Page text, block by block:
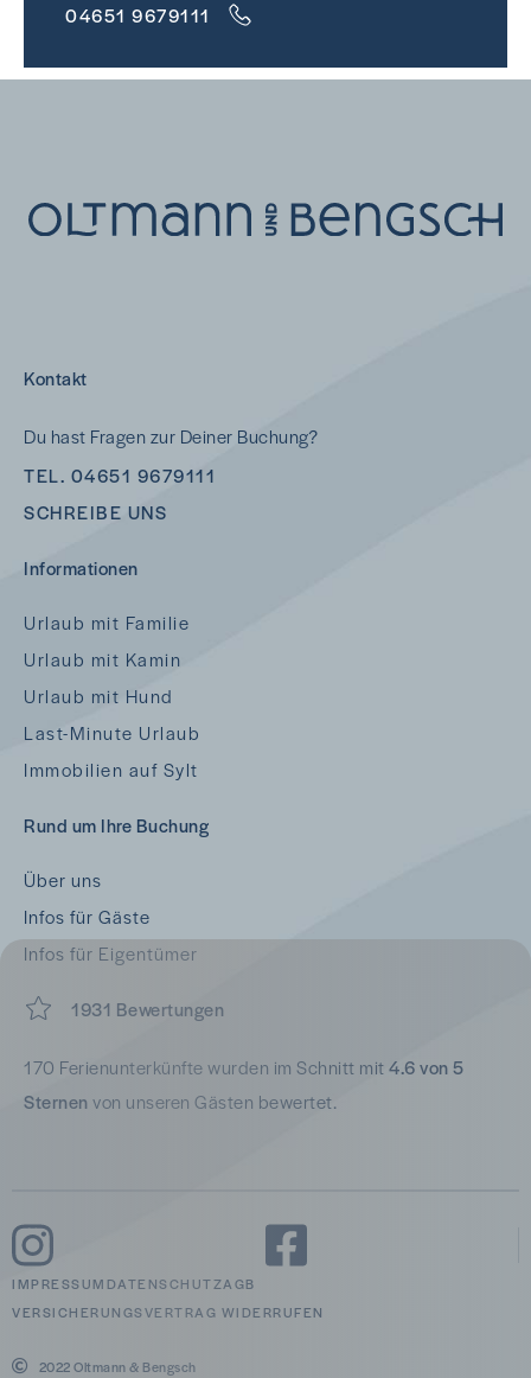
04651 9679111
Kontakt
Du hast Fragen zur Deiner Buchung?
TEL. 04651 9679111
SCHREIBE UNS
Informationen
Urlaub mit Familie
Urlaub mit Kamin
Urlaub mit Hund
Last-Minute Urlaub
Immobilien auf Sylt
Rund um Ihre Buchung
Über uns
Infos für Gäste
Infos für Eigentümer
1931 Bewertungen
170 Ferienunterkünfte wurden im Schnitt mit4.6 von 5
Sternen von unseren Gästen bewertet.
2022 Oltmann & Bengsch
IMPRESSUM DATENSCHUTZAGB
VERSICHERUNGSVERTRAG WIDERRUFEN